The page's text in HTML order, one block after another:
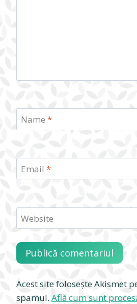
Name *
Email *
Website
Acest site folosește Akismet
spamul. Află cum sunt